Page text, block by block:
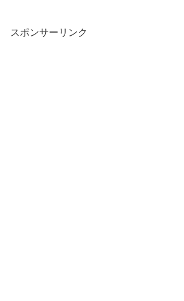
スポンサーリンク